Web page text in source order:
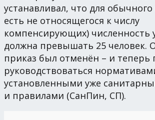
устанавливал, что для обычного
есть не относящегося к числу
компенсирующих) численность
должна превышать 25 человек.
приказ был отменён – и теперь
руководствоваться
установленными уже
и правилами (СанПин, СП).